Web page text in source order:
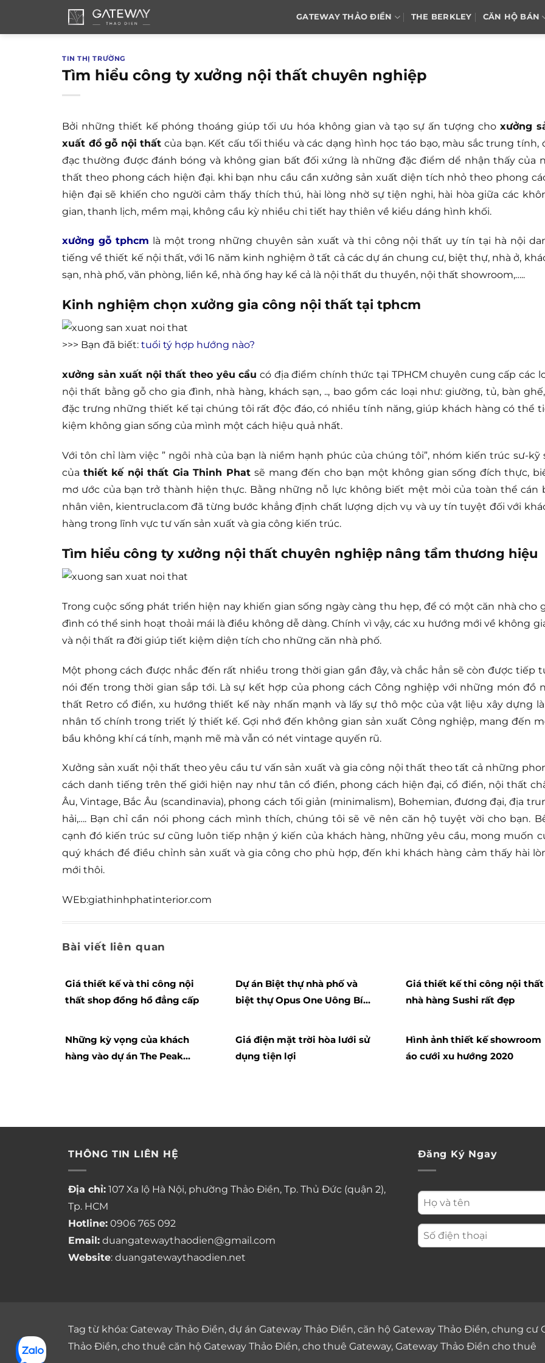
GATEWAY THẢO ĐIỀN THE BERKLEY CĂN HỘ BÁN
TIN THỊ TRƯỜNG
Tìm hiểu công ty xưởng nội thất chuyên nghiệp
Bởi những thiết kế phóng thoáng giúp tối ưu hóa không gian và tạo sự ấn tượng cho xưởng
xuất đồ gỗ nội thất của bạn. Kết cấu tối thiểu và các dạng hình học táo bạo, màu sắc trung tính,
đạc thường được đánh bóng và không gian bất đối xứng là những đặc điểm dể nhận thấy của
thất theo phong cách hiện đại. khi bạn nhu cầu cần xưởng sản xuất diện tích nhỏ theo phong
hiện đại sẽ khiến cho người cảm thấy thích thú, hài lòng nhờ sự tiện nghi, hài hòa giữa các
gian, thanh lịch, mềm mại, không cầu kỳ nhiều chi tiết hay thiên về kiểu dáng hình khối.
xưởng gỗ tphcm là một trong những chuyên sản xuất và thi công nội thất uy tín tại hà nội
tiếng về thiết kế nội thất, với 16 năm kinh nghiệm ở tất cả các dự án chung cư, biệt thự, nhà ở,
sạn, nhà phố, văn phòng, liền kề, nhà ống hay kể cả là nội thất du thuyền, nội thất showroom,…..
Kinh nghiệm chọn xưởng gia công nội thất tại tphcm
>>> Bạn đã biết: tuổi tý hợp hướng nào?
xưởng sản xuất nội thất theo yêu cầu có địa điểm chính thức tại TPHCM chuyên cung cấp các
nội thất bằng gỗ cho gia đình, nhà hàng, khách sạn, .., bao gồm các loại như: giường, tủ, bàn
đặc trưng những thiết kế tại chúng tôi rất độc đáo, có nhiều tính năng, giúp khách hàng có thể
kiệm không gian sống của mình một cách hiệu quả nhất.
Với tôn chỉ làm việc ” ngôi nhà của bạn là niềm hạnh phúc của chúng tôi”, nhóm kiến trúc sư-kỹ
của thiết kế nội thất Gia Thinh Phatsẽ mang đến cho bạn một không gian sống đích thực,
mơ ước của bạn trở thành hiện thực. Bằng những nỗ lực không biết mệt mỏi của toàn thể cán
nhân viên, kientrucla.com đã từng bước khẳng định chất lượng dịch vụ và uy tín tuyệt đối với
hàng trong lĩnh vực tư vấn sản xuất và gia công kiến trúc.
Tìm hiểu công ty xưởng nội thất chuyên nghiệp nâng tầm thương hiệu
Trong cuộc sống phát triển hiện nay khiến gian sống ngày càng thu hẹp, để có một căn nhà cho
đình có thể sinh hoạt thoải mái là điều không dễ dàng. Chính vì vậy, các xu hướng mới về không
và nội thất ra đời giúp tiết kiệm diện tích cho những căn nhà phố.
Một phong cách được nhắc đến rất nhiều trong thời gian gần đây, và chắc hẳn sẽ còn được tiếp
nói đến trong thời gian sắp tới. Là sự kết hợp của phong cách Công nghiệp với những món đồ
thất Retro cổ điển, xu hướng thiết kế này nhấn mạnh và lấy sự thô mộc của vật liệu xây dựng
nhân tố chính trong triết lý thiết kế. Gợi nhớ đến không gian sản xuất Công nghiệp, mang đến
bầu không khí cá tính, mạnh mẽ mà vẫn có nét vintage quyến rũ.
Xưởng sản xuất nội thất theo yêu cầu tư vấn sản xuất và gia công nội thất theo tất cả những
cách danh tiếng trên thế giới hiện nay như tân cổ điển, phong cách hiện đại, cổ điển, nội thất
Âu, Vintage, Bắc Âu (scandinavia), phong cách tối giản (minimalism), Bohemian, đương đại, địa
hải,…. Bạn chỉ cần nói phong cách mình thích, chúng tôi sẽ vẽ nên căn hộ tuyệt vời cho bạn.
cạnh đó kiến trúc sư cũng luôn tiếp nhận ý kiến của khách hàng, những yêu cầu, mong muốn
quý khách để điều chỉnh sản xuất và gia công cho phù hợp, đến khi khách hàng cảm thấy hài
mới thôi.
WEb:giathinhphatinterior.com
Bài viết liên quan
Giá thiết kế và thi công nội
thất shop đồng hồ đẳng cấp
Dự án Biệt thự nhà phố và
biệt thự Opus One Uông Bí
nhiều ưu đãi
Giá thiết kế thi công nội thất
nhà hàng Sushi rất đẹp
Những kỳ vọng của khách
hàng vào dự án The Peak
Giá điện mặt trời hòa lưới sử
dụng tiện lợi
Hình ảnh thiết kế showroom
áo cưới xu hướng 2020
THÔNG TIN LIÊN HỆ
Địa chỉ: 107 Xa lộ Hà Nội, phường Thảo Điền, Tp. Thủ Đức (quận 2),
Tp. HCM
Hotline: 0906 765 092
Email: duangatewaythaodien@gmail.com
Website: duangatewaythaodien.net
Đăng Ký Ngay
Tag từ khóa: Gateway Thảo Điền, dự án Gateway Thảo Điền, căn hộ Gateway Thảo Điền, chung cư
Thảo Điền, cho thuê căn hộ Gateway Thảo Điền, cho thuê Gateway, Gateway Thảo Điền cho thuê